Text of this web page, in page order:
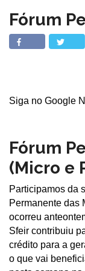
Fórum
Siga no Google
Fórum
(Micro e
Participamos da
Permanente das
ocorreu
Sfeir contribuiu
crédito para a
o que vai